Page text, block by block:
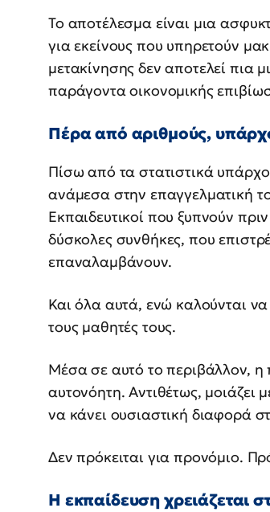
Το αποτέλεσμα είναι μια
για εκείνους που υπηρετούν
μετακίνησης δεν αποτελεί πια
παράγοντα οικονομικής
Πέρα από αριθμούς,
Πίσω από τα στατιστικά
ανάμεσα στην επαγγελματική
Εκπαιδευτικοί που ξυπνούν
δύσκολες συνθήκες, που
επαναλαμβάνουν.
Και όλα αυτά, ενώ καλούνται να
τους μαθητές τους.
Μέσα σε αυτό το περιβάλλον, η
αυτονόητη. Αντιθέτως,
να κάνει ουσιαστική διαφορά
Δεν πρόκειται για προνόμιο.
Η εκπαίδευση χρειάζεται